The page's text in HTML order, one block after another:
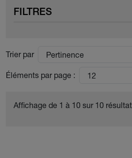
FILTRES
Trier par
Éléments par page :
Affichage de 1 à 10 sur 10